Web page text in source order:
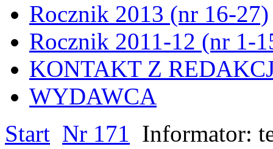
Rocznik 2013 (nr 16-27)
Rocznik 2011-12 (nr 1-
KONTAKT Z
WYDAWCA
Start Nr 171 Informator: